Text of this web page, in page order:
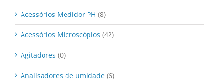
Acessórios Medidor PH (8)
Acessórios Microscópios (42)
Agitadores (0)
Analisadores de umidade (6)